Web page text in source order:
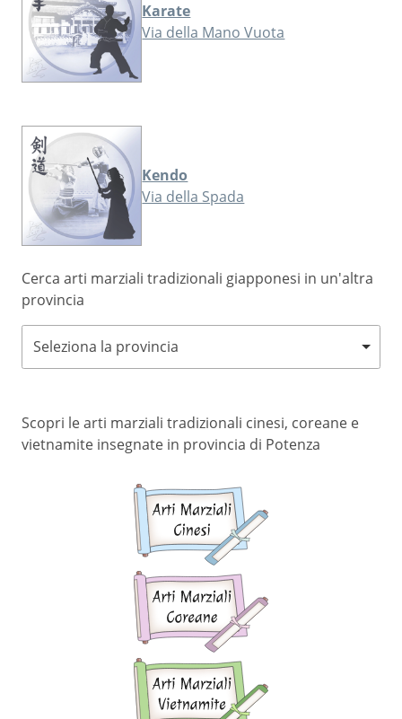
Karate
Via della Mano Vuota
Kendo
Via della Spada
Cerca arti marziali tradizionali giapponesi in un'altra
provincia
Seleziona la provincia
Scopri le arti marziali tradizionali cinesi, coreane e
vietnamite insegnate in provincia di Potenza
marziali
marziali
marziali